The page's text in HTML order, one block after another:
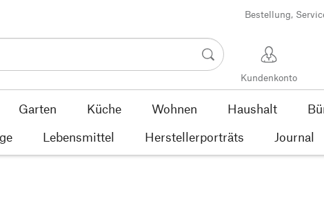
Bestellung,
Kundenkonto
Garten Küche Wohnen Haushalt
Lebensmittel Herstellerporträts Journal